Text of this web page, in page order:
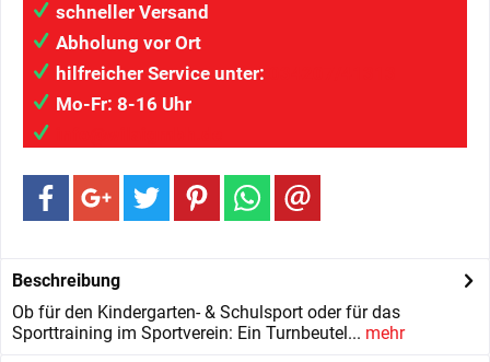
schneller Versand
Abholung vor Ort
hilfreicher Service unter:
Mo-Fr: 8-16 Uhr
Beschreibung
Ob für den Kindergarten- & Schulsport oder für das
Sporttraining im Sportverein: Ein Turnbeutel... mehr